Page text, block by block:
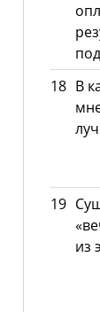
18 В
19
из